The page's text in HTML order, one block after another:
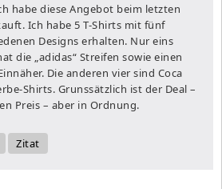
habe diese Angebot beim letzten
Ich habe 5 T-Shirts mit fünf
Designs erhalten. Nur eins
die „adidas“ Streifen sowie einen
Die anderen vier sind Coca
Shirts. Grunssätzlich ist der Deal –
Preis – aber in Ordnung.
Zitat